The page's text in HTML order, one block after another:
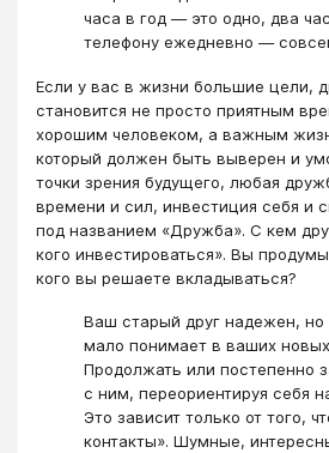
часа в год — это одно, два
телефону ежедневно —
Если у вас в жизни большие цели,
становится не просто приятным
хорошим человеком, а важным
который должен быть выверен и
точки зрения будущего, любая
времени и сил, инвестиция себя и
под названием «Дружба». С кем
кого инвестироваться». Вы
кого вы решаете вкладываться?
Ваш старый друг надежен, но
мало понимает в ваших новых
Продолжать или постепенно
с ним, переориентируя себя
Это зависит только от того,
контакты». Шумные,